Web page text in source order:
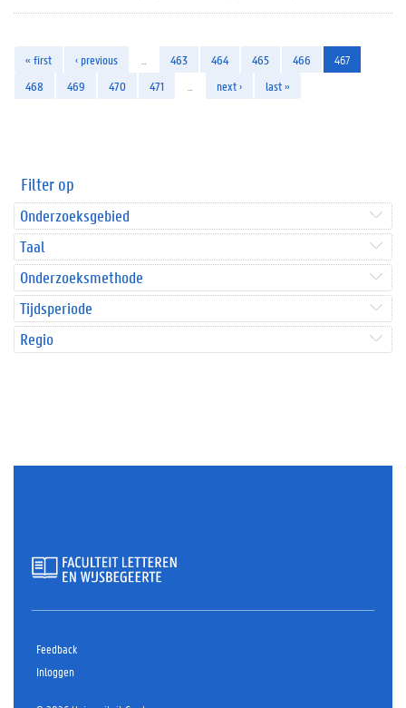
« first ‹ previous 463 464 465 466
467
468
469 470 471 next › last »
Filter op
Onderzoeksgebied
Taal
Onderzoeksmethode
Tijdsperiode
Regio
Feedback
Inloggen